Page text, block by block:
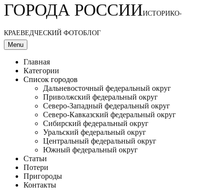
ГОРОДА РОССИИИСТОРИКО-
КРАЕВЕДЧЕСКИЙ ФОТОБЛОГ
Menu
Главная
Категории
Список городов
Дальневосточный федеральный округ
Приволжский федеральный округ
Северо-Западный федеральный округ
Северо-Кавказский федеральный округ
Сибирский федеральный округ
Уральский федеральный округ
Центральный федеральный округ
Южный федеральный округ
Статьи
Потери
Пригороды
Контакты